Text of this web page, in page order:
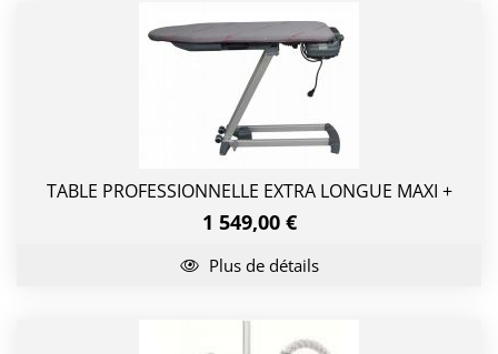
TABLE PROFESSIONNELLE EXTRA LONGUE MAXI +
1 549,00 €
Plus de détails